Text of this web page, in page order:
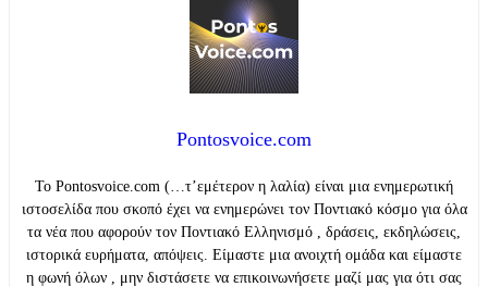
Pontosvoice.com
Το Pontosvoice.com (…τ’εμέτερον η λαλία) είναι μια ενημερωτική
ιστοσελίδα που σκοπό έχει να ενημερώνει τον Ποντιακό κόσμο για όλα
τα νέα που αφορούν τον Ποντιακό Ελληνισμό , δράσεις, εκδηλώσεις,
ιστορικά ευρήματα, απόψεις. Είμαστε μια ανοιχτή ομάδα και είμαστε
η φωνή όλων , μην διστάσετε να επικοινωνήσετε μαζί μας για ότι σας